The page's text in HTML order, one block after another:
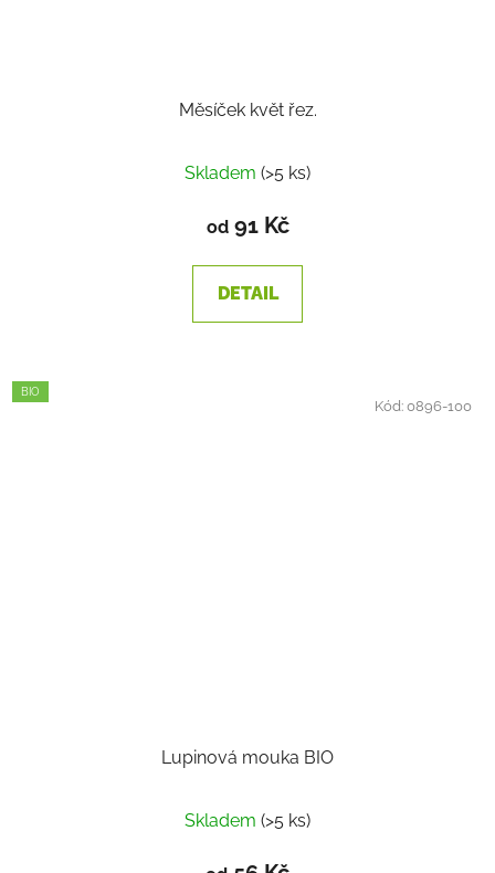
Měsíček květ řez.
hodnocení
produktu
2,0
z
Skladem (>5 ks)
od91 Kč
DETAIL
BIO
Lupinová mouka BIO
Skladem (>5 ks)
Kód:0896-100